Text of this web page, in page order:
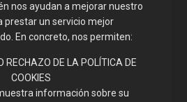
nos ayudan a mejorar nuestro
prestar un servicio mejor
En concreto, nos permiten:
RECHAZO DE LA POLÍTICA DE
COOKIES
información sobre su